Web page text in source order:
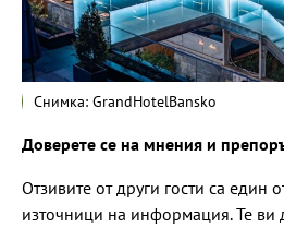
Снимка: GrandHotelBansko
Доверете се на мнения и
Отзивите от други гости са един
източници на информация. Те ви